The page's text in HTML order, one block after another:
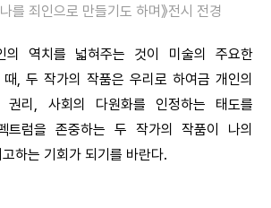
를 죄인으로 만들기도 하며》전시 전경
의 역치를 넓혀주는 것이 미술의 주요한
, 두 작가의 작품은 우리로 하여금 개인의
리, 사회의 다원화를 인정하는 태도를
트럼을 존중하는 두 작가의 작품이 나의
하는 기회가 되기를 바란다.